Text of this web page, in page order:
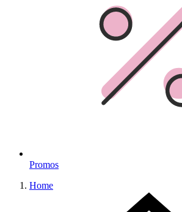
Promos
Home